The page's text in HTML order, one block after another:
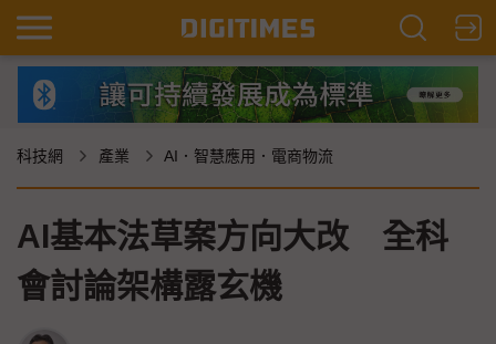
科技網 產業 AI．智慧應用．電商物流
AI基本法草案方向大改 全科
會討論架構露玄機